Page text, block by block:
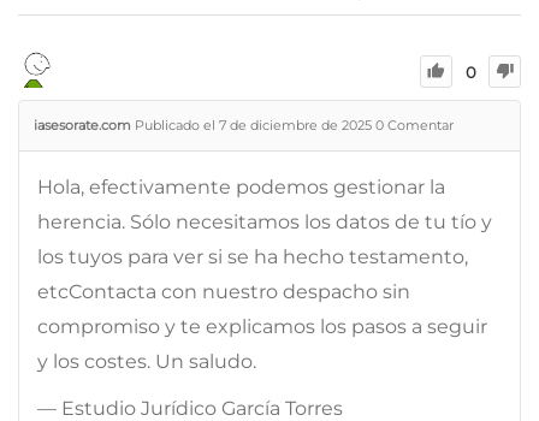
0
iasesorate.com Publicado el 7 de diciembre de 2025 0 Comentar
Hola, efectivamente podemos gestionar la
herencia. Sólo necesitamos los datos de tu tío y
los tuyos para ver si se ha hecho testamento,
etcContacta con nuestro despacho sin
compromiso y te explicamos los pasos a seguir
y los costes. Un saludo.
— Estudio Jurídico García Torres